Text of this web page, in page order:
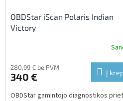
OBDStar iScan Polaris Indian
Victory
280,99 € be PVM
340 € Į
OBDStar gamintojo diagnostikos